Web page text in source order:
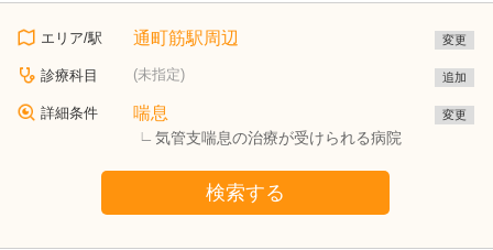
エリア/駅 通町筋駅周辺 変更
診療科目 (未指定) 追加
詳細条件 喘息
気管支喘息の治療が受けられる病院
変更
検索する